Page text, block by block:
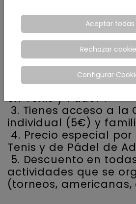
Ventajas de ser
1. Podrás reservar
2. Puedes jugar de
en Tenis y Pádel*.
3. Tienes acceso a la
individual (5€) y
4. Precio especial
Tenis y de Pádel de
5. Descuento en
actividades que se
(torneos, americanas,
Aceptar todas
Rechazar
Configurar